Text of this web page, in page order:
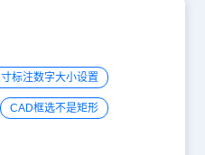
标注数字大小设置
CAD框选不是矩形